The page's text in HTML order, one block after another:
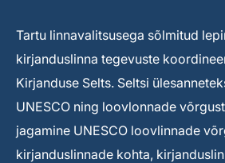
Tartu linnavalitsusega sõlmitud
kirjanduslinna tegevuste
Kirjanduse Selts. Seltsi
UNESCO ning loovlonnade
jagamine UNESCO loovlinnade
kirjanduslinnade kohta,